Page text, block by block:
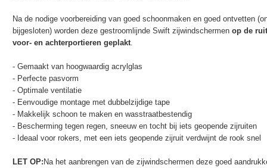
Na de nodige voorbereiding van goed schoonmaken en goed ontvetten
bijgesloten) worden deze gestroomlijnde Swift zijwindschermen op de
voor- en achterportieren geplakt.
- Gemaakt van hoogwaardig acrylglas
- Perfecte pasvorm
- Optimale ventilatie
- Eenvoudige montage met dubbelzijdige tape
- Makkelijk schoon te maken en wasstraatbestendig
- Bescherming tegen regen, sneeuw en tocht bij iets geopende zijruiten
- Ideaal voor rokers, met een iets geopende zijruit verdwijnt de rook snel
LET OP:Na het aanbrengen van de zijwindschermen deze goed